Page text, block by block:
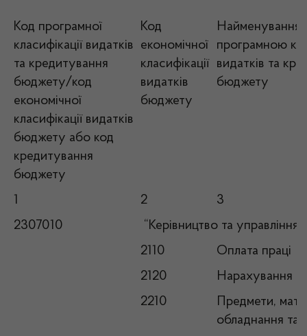
Код програмної
класифікації видатків
та кредитування
бюджету/код
економічної
класифікації видатків
бюджету або код
кредитування
бюджету
Код
економічної
класифікації
видатків
бюджету
Найменування
програмною
видатків та
бюджету
1 2
3
2307010
“Керівництво та
2110
Оплата праці
2120
Нарахування
2210
Предмети,
обладнання та